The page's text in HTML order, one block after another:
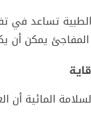
تساعد في
يمكن أن
المائية